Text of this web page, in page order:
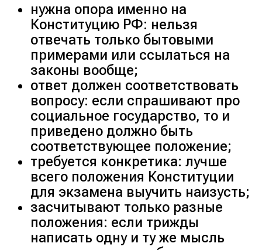
нужна опора именно на
Конституцию РФ: нельзя
отвечать только бытовыми
примерами или ссылаться на
законы вообще;
ответ должен соответствовать
вопросу: если спрашивают про
социальное государство, то и
приведено должно быть
соответствующее положение;
требуется конкретика: лучше
всего положения Конституции
для экзамена выучить наизусть;
засчитывают только разные
положения: если трижды
написать одну и ту же мысль